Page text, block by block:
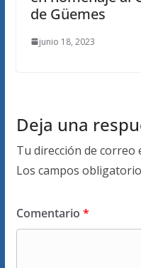
de Güemes
junio 18, 2023
Deja una
Tu dirección de correo
Los campos
Comentario *